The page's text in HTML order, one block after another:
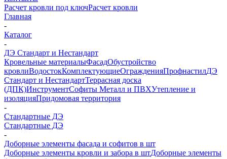
Расчет кровли под ключРасчет кровли
Главная
-
Каталог
-
ДЭ Стандарт и Нестандарт
Кровельные материалыФасадОбустройство
кровлиВодостокКомплектующиеОгражденияПрофнастилДЭ
Стандарт и НестандартТеррасная доска
(ДПК)ИнструментСофиты Металл и ПВХУтепление и
изоляцияПридомовая территория
-
Стандартные ДЭ
Стандартные ДЭ
-
Доборные элементы фасада и софитов в шт
Доборные элементы кровли и забора в штДоборные элементы